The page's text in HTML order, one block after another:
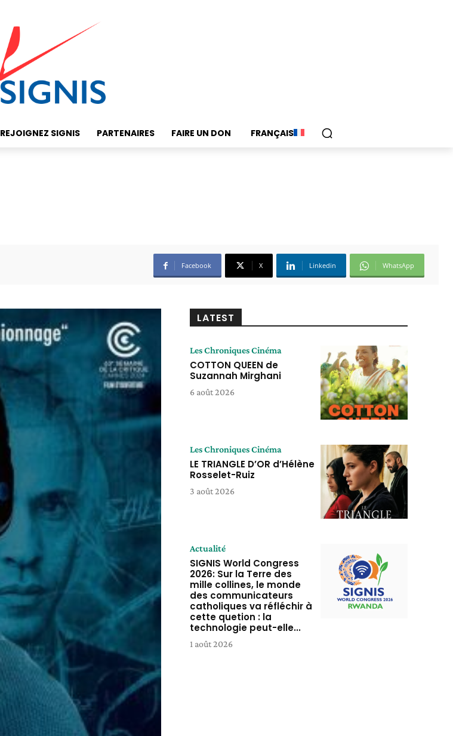
REJOIGNEZ SIGNIS PARTENAIRES FAIRE UN DON FRANÇAIS
Facebook X Linkedin WhatsApp
LATEST
Les Chroniques Cinéma
COTTON QUEEN de
Suzannah Mirghani
6 août 2026
Les Chroniques Cinéma
LE TRIANGLE D’OR d’Hélène
Rosselet-Ruiz
3 août 2026
Actualité
SIGNIS World Congress
2026: Sur la Terre des
mille collines, le monde
des communicateurs
catholiques va réfléchir à
cette quetion : la
technologie peut-elle...
1 août 2026